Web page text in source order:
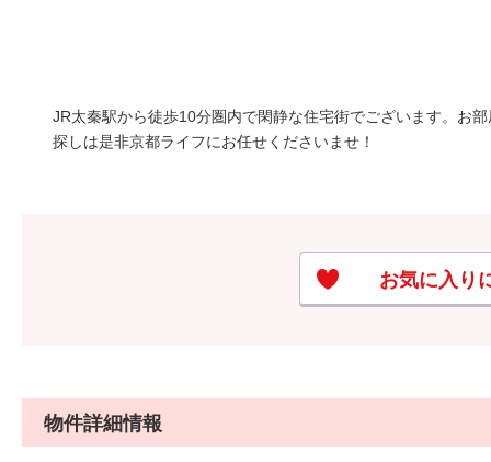
JR太秦駅から徒歩10分圏内で閑静な住宅街でございます。お
探しは是非京都ライフにお任せくださいませ！
お気に入り
物件詳細情報